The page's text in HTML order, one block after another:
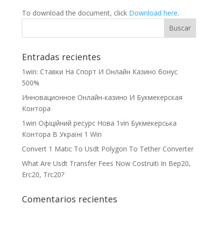
To download the document, click Download here.
Entradas recientes
1win: Ставки На Cпорт И Онлайн Казино бонус
500%
Инновационное Онлайн-казино И Букмекерская
Контора
1win Офіційний ресурс Нова 1vin Букмекерська
Контора В Україні 1 Win
Convert 1 Matic To Usdt Polygon To Tether Converter
What Are Usdt Transfer Fees Now Costruiti In Bep20,
Erc20, Trc20?
Comentarios recientes